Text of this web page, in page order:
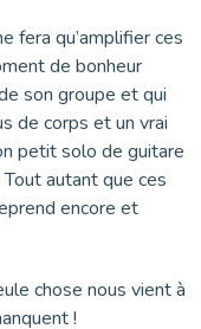
fera qu’amplifier ces
de bonheur
son groupe et qui
de corps et un vrai
petit solo de guitare
autant que ces
encore et
chose nous vient à
!